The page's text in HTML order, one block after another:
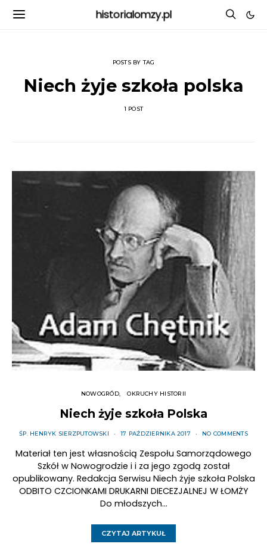
historialomzy.pl
POSTS BY TAG
Niech żyje szkoła polska
1 POST
NOWOGRÓD OKRUCHY HISTORII
Niech żyje szkoła Polska
ŚP. HENRYK SIERZPUTOWSKI 17 PAŹDZIERNIKA 2017 NO COMMENTS
Materiał ten jest własnością Zespołu Samorządowego
Szkół w Nowogrodzie i i za jego zgodą został
opublikowany. Redakcja Serwisu Niech żyje szkoła Polska
ODBITO CZCIONKAMI DRUKARNI DIECEZJALNEJ W ŁOMŻY
Do młodszych…
CZYTAJ ARTYKUŁ